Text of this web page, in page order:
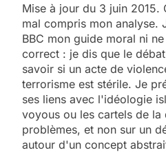
Mise à jour du 3 juin 2015.
mal compris mon analyse.
BBC mon guide moral ni
correct : je dis que le
savoir si un acte de
terrorisme est stérile. Je
ses liens avec l'idéologie
voyous ou les cartels de la
problèmes, et non sur un
autour d'un concept